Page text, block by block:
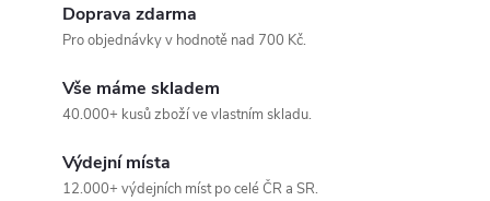
Doprava zdarma
Pro objednávky v hodnotě nad 700 Kč.
Vše máme skladem
40.000+ kusů zboží ve vlastním skladu.
Výdejní místa
12.000+ výdejních míst po celé ČR a SR.